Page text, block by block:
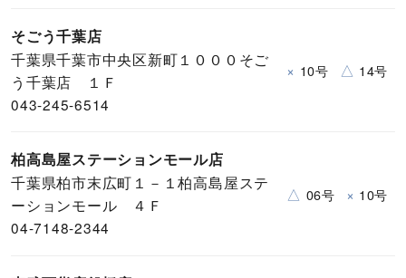
そごう千葉店
千葉県千葉市中央区新町１０００そご
う千葉店 １Ｆ
043-245-6514
× 10号 △ 14号
柏高島屋ステーションモール店
千葉県柏市末広町１－１柏高島屋ステ
ーションモール ４Ｆ
04-7148-2344
△ 06号 × 10号